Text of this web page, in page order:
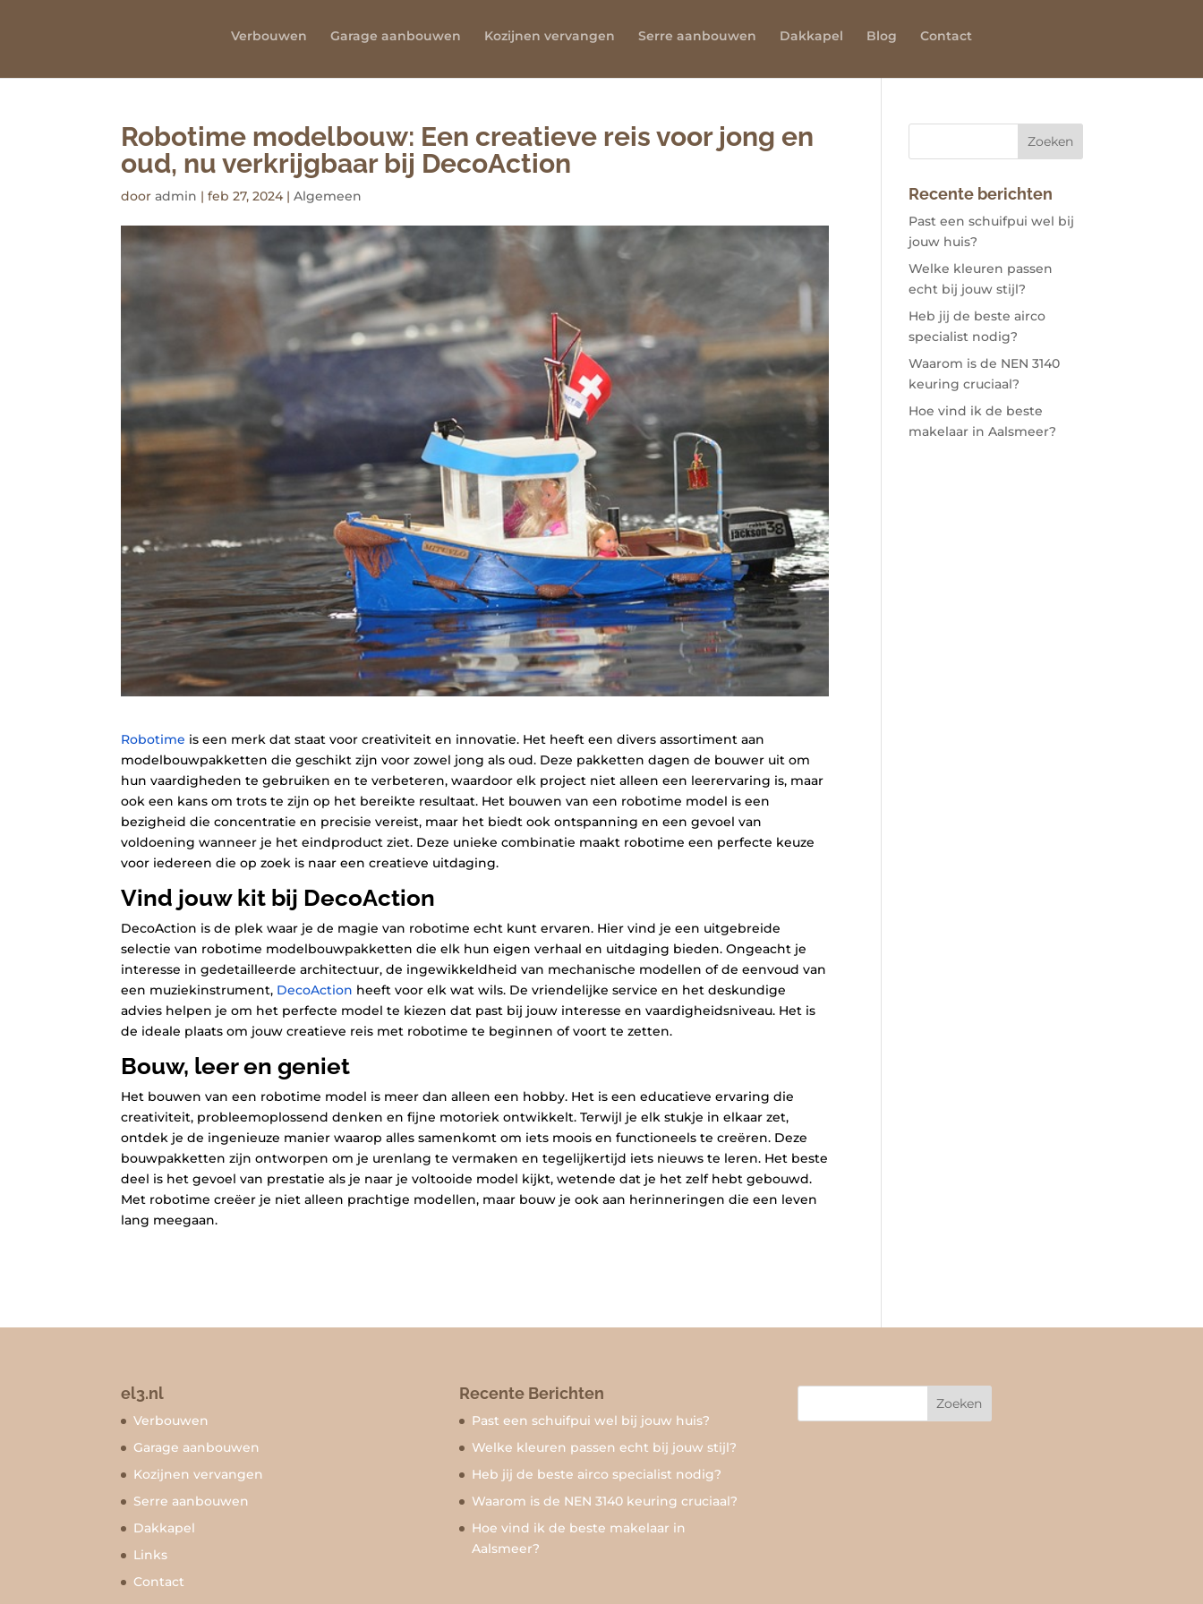
Verbouwen Garage aanbouwen Kozijnen vervangen Serre aanbouwen Dakkapel Blog Contact
Robotime modelbouw: Een creatieve reis voor jong en
oud, nu verkrijgbaar bij DecoAction
door admin | feb 27, 2024| Algemeen
Robotime is een merk dat staat voor creativiteit en innovatie. Het heeft een divers assortiment aan
modelbouwpakketten die geschikt zijn voor zowel jong als oud. Deze pakketten dagen de bouwer uit om
hun vaardigheden te gebruiken en te verbeteren, waardoor elk project niet alleen een leerervaring is, maar
ook een kans om trots te zijn op het bereikte resultaat. Het bouwen van een robotime model is een
bezigheid die concentratie en precisie vereist, maar het biedt ook ontspanning en een gevoel van
voldoening wanneer je het eindproduct ziet. Deze unieke combinatie maakt robotime een perfecte keuze
voor iedereen die op zoek is naar een creatieve uitdaging.
Vind jouw kit bij DecoAction
DecoAction is de plek waar je de magie van robotime echt kunt ervaren. Hier vind je een uitgebreide
selectie van robotime modelbouwpakketten die elk hun eigen verhaal en uitdaging bieden. Ongeacht je
interesse in gedetailleerde architectuur, de ingewikkeldheid van mechanische modellen of de eenvoud van
een muziekinstrument, DecoAction heeft voor elk wat wils. De vriendelijke service en het deskundige
advies helpen je om het perfecte model te kiezen dat past bij jouw interesse en vaardigheidsniveau. Het is
de ideale plaats om jouw creatieve reis met robotime te beginnen of voort te zetten.
Bouw, leer en geniet
Het bouwen van een robotime model is meer dan alleen een hobby. Het is een educatieve ervaring die
creativiteit, probleemoplossend denken en fijne motoriek ontwikkelt. Terwijl je elk stukje in elkaar zet,
ontdek je de ingenieuze manier waarop alles samenkomt om iets moois en functioneels te creëren. Deze
bouwpakketten zijn ontworpen om je urenlang te vermaken en tegelijkertijd iets nieuws te leren. Het beste
deel is het gevoel van prestatie als je naar je voltooide model kijkt, wetende dat je het zelf hebt gebouwd.
Met robotime creëer je niet alleen prachtige modellen, maar bouw je ook aan herinneringen die een leven
lang meegaan.
Recente berichten
Past een schuifpui wel bij
jouw huis?
Welke kleuren passen
echt bij jouw stijl?
Heb jij de beste airco
specialist nodig?
Waarom is de NEN 3140
keuring cruciaal?
Hoe vind ik de beste
makelaar in Aalsmeer?
el3.nl
Verbouwen
Garage aanbouwen
Kozijnen vervangen
Serre aanbouwen
Dakkapel
Links
Contact
Recente Berichten
Past een schuifpui wel bij jouw huis?
Welke kleuren passen echt bij jouw stijl?
Heb jij de beste airco specialist nodig?
Waarom is de NEN 3140 keuring cruciaal?
Hoe vind ik de beste makelaar in
Aalsmeer?